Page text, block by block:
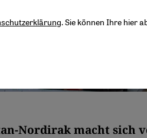
Nordirak macht sich
. Sie können Ihre hier